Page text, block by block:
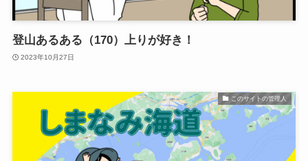
登山あるある（170）上りが好き！
2023年10月27日
このサイトの管理人